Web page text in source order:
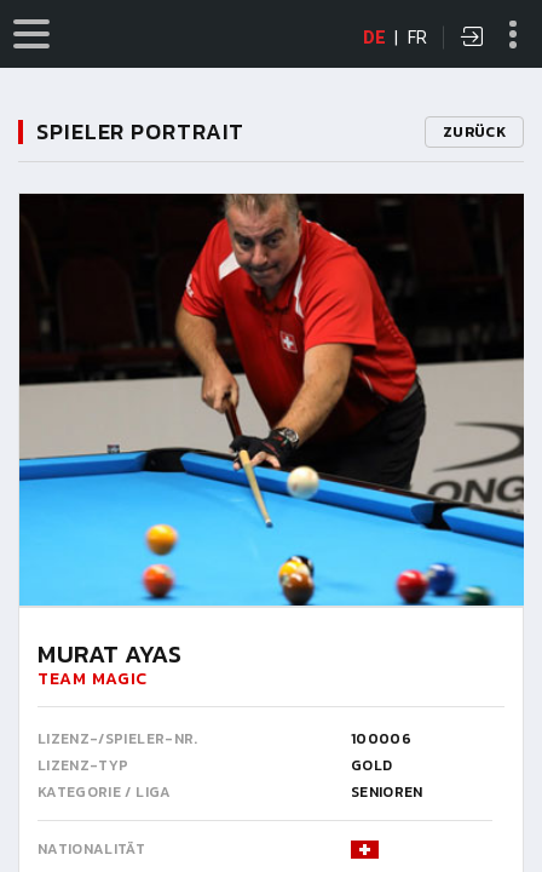
DE | FR
SPIELER PORTRAIT ZURÜCK
MURAT AYAS
TEAM MAGIC
LIZENZ-/SPIELER-NR.
100006
LIZENZ-TYP
GOLD
KATEGORIE / LIGA
SENIOREN
NATIONALITÄT